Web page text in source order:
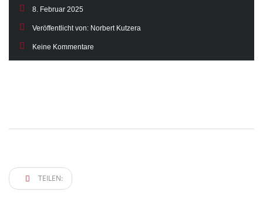
8. Februar 2025
Veröffentlicht von: Norbert Kutzera
Keine Kommentare
TEILEN: